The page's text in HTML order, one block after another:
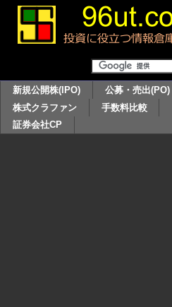
新規公開株(IPO) 公募・売出(PO)
株式クラファン
手数料比較
証券会社CP